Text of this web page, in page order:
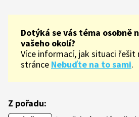
Dotýká se vás téma osobně
vašeho okolí?
Více informací, jak situaci řešit
stránce Nebuďte na to sami.
Z pořadu: